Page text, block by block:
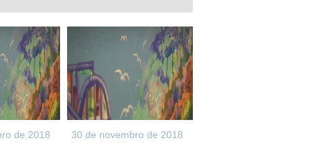
de 2018 30 de novembro de 2018